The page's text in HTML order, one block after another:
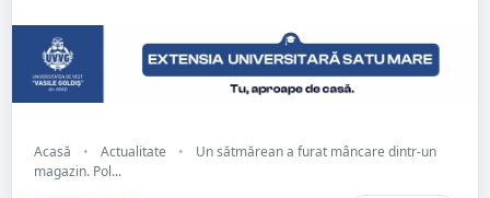
Acasă • Actualitate •
Un sătmărean a furat mâncare dintr-un
magazin. Pol...